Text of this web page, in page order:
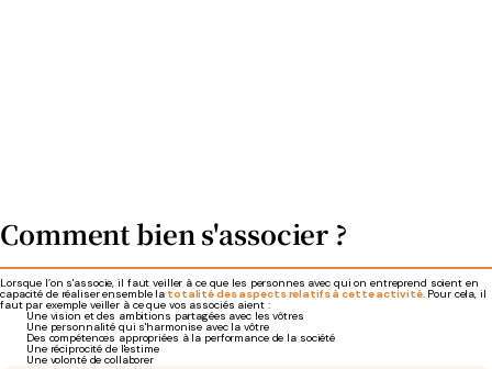
Comment bien s'associer ?
Lorsque l’on s'associe, il faut veiller à ce que les personnes avec qui on entreprend soient en
capacité de réaliser ensemble la totalité des aspects relatifs à cette activité. Pour cela, il
faut par exemple veiller à ce que vos associés aient :
Une vision et des ambitions partagées avec les vôtres
Une personnalité qui s'harmonise avec la vôtre
Des compétences appropriées à la performance de la société
Une réciprocité de l'estime
Une volonté de collaborer